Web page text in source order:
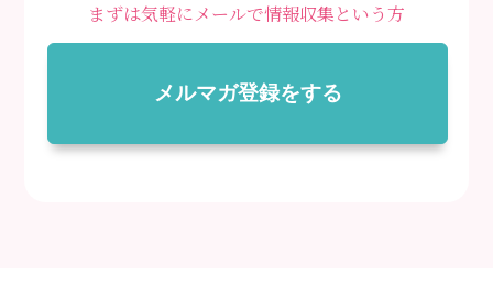
まずは気軽にメールで情報収集という方
メルマガ登録をする